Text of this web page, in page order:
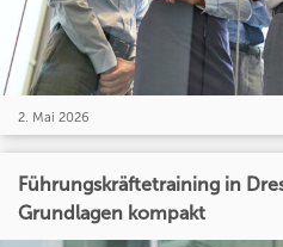
2. Mai 2026
Führungskräftetraining in
Grundlagen kompakt